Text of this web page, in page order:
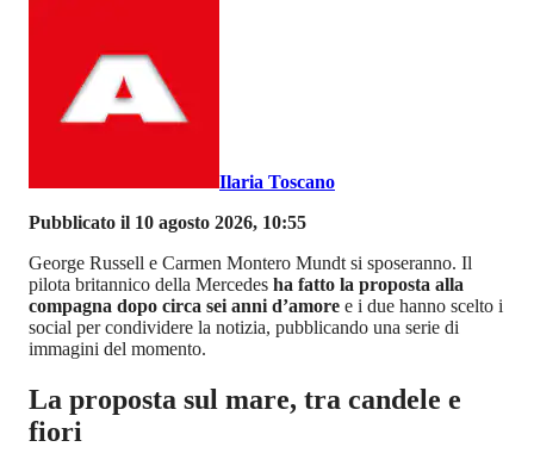
Ilaria Toscano
Pubblicato il 10 agosto 2026, 10:55
George Russell e Carmen Montero Mundt si sposeranno. Il
pilota britannico della Mercedes ha fatto la proposta alla
compagna dopo circa sei anni d’amore e i due hanno scelto i
social per condividere la notizia, pubblicando una serie di
immagini del momento.
La proposta sul mare, tra candele e
fiori